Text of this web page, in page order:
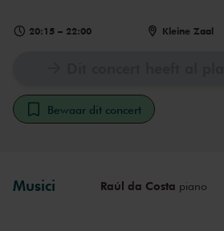
20:15 – 22:00 Kleine Zaal
Bewaar dit concert
Musici Raúl da Costa piano